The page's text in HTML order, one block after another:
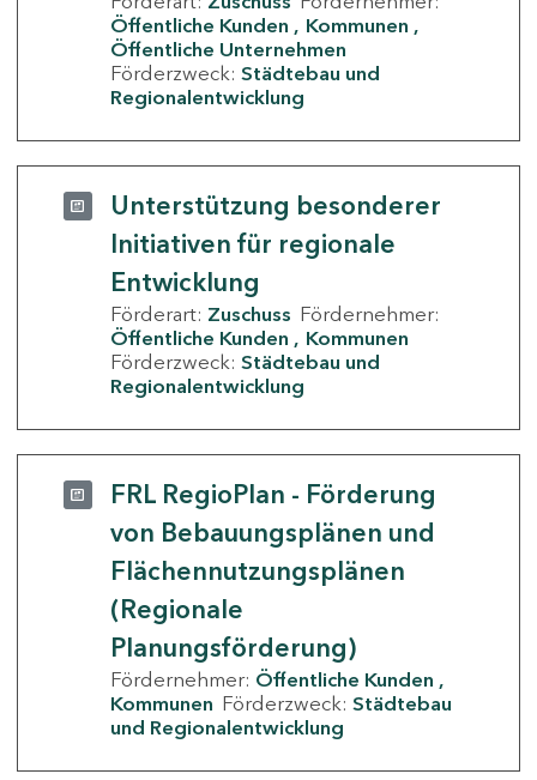
Öffentliche Kunden
Kommunen
Öffentliche Unternehmen
Förderzweck: Städtebau und
Regionalentwicklung
Unterstützung besonderer
Initiativen für regionale
Entwicklung
Förderart: Zuschuss Fördernehmer:
Öffentliche Kunden
Kommunen
Förderzweck: Städtebau und
Regionalentwicklung
FRL RegioPlan - Förderung
von Bebauungsplänen und
Flächennutzungsplänen
(Regionale
Planungsförderung)
Fördernehmer: Öffentliche Kunden
Kommunen Förderzweck: Städtebau
und Regionalentwicklung